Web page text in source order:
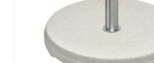
Glatz parasoldoeken
Glatz stofstalen collectie Sampleboeken